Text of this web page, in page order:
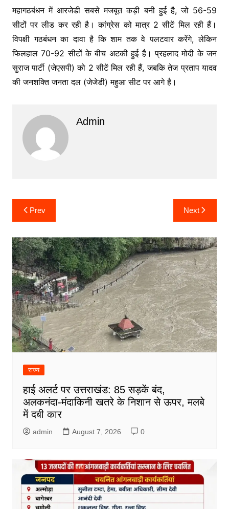
महागठबंधन में आरजेडी सबसे मजबूत कड़ी बनी हुई है, जो 56-59
सीटों पर लीड कर रही है। कांग्रेस को मात्र 2 सीटें मिल रही हैं।
विपक्षी गठबंधन का दावा है कि शाम तक वे पलटवार करेंगे, लेकिन
फिलहाल 70-92 सीटों के बीच अटकी हुई है। प्रहलाद मोदी के जन
सुराज पार्टी (जेएसपी) को 2 सीटें मिल रही हैं, जबकि तेज प्रताप यादव
की जनशक्ति जनता दल (जेजेडी) महुआ सीट पर आगे है।
Admin
Post
navigation
Prev Next
राज्य
हाई अलर्ट पर उत्तराखंड: 85 सड़कें बंद,
अलकनंदा-मंदाकिनी खतरे के निशान से ऊपर, मलबे
में दबी कार
admin August 7, 2026 0